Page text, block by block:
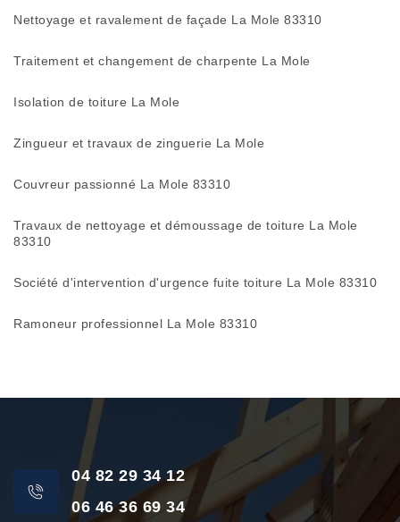
Nettoyage et ravalement de façade La Mole 83310
Traitement et changement de charpente La Mole
Isolation de toiture La Mole
Zingueur et travaux de zinguerie La Mole
Couvreur passionné La Mole 83310
Travaux de nettoyage et démoussage de toiture La Mole
83310
Société d'intervention d'urgence fuite toiture La Mole 83310
Ramoneur professionnel La Mole 83310
04 82 29 34 12
06 46 36 69 34